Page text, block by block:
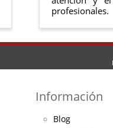
profesionales.
Información
Blog